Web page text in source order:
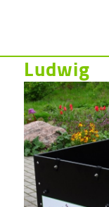
Ludwig